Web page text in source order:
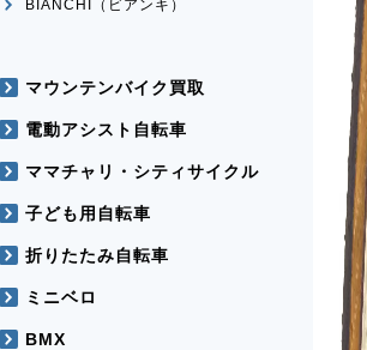
BIANCHI（ビアンキ）
マウンテンバイク買取
電動アシスト自転車
ママチャリ・シティサイクル
子ども用自転車
折りたたみ自転車
ミニベロ
BMX